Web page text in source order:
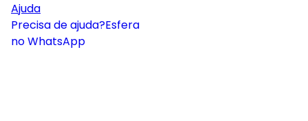
Ajuda
Precisa de ajuda?Esfera
no WhatsApp